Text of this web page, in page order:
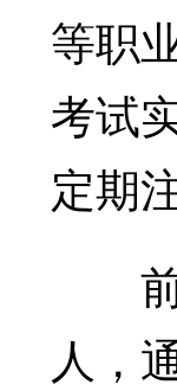
等职
考试
定期
前
人，